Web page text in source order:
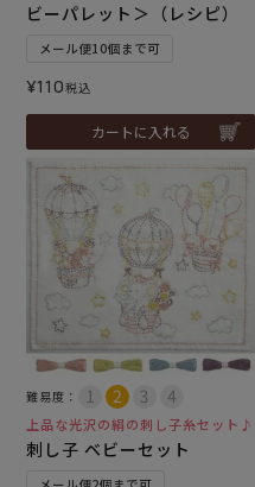
ビーパレット＞（レシピ）
メール便10個まで可
¥110税込
カートに入れる
難易度：
上品な光沢の絹の刺し子糸セット♪
刺し子 ベビーセット